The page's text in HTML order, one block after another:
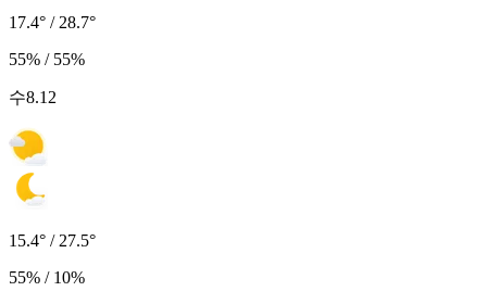
17.4° / 28.7°
55% / 55%
수8.12
15.4° / 27.5°
55% / 10%